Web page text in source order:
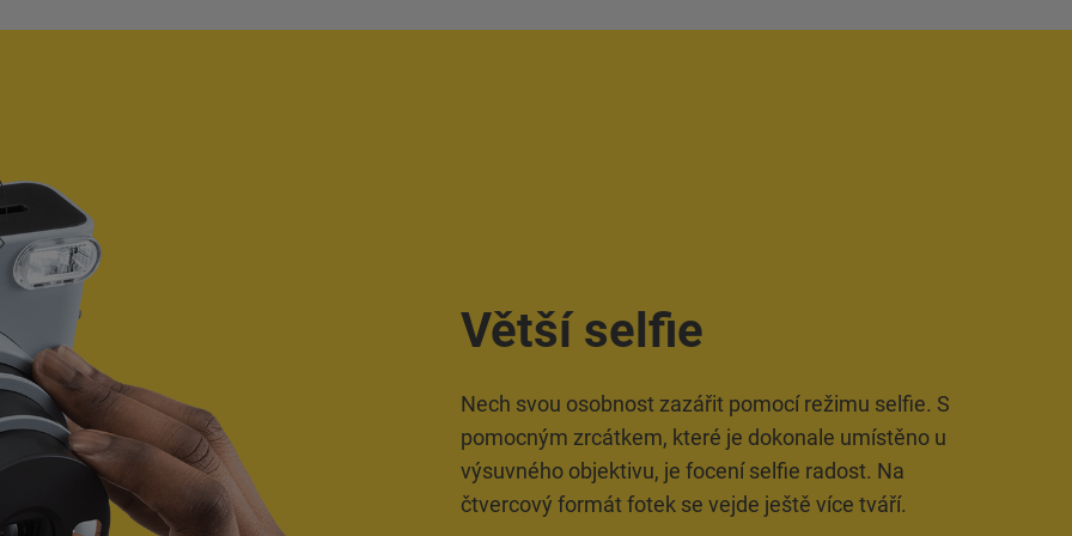
Větší selfie
Nech svou osobnost zazářit pomocí režimu selfie. S
pomocným zrcátkem, které je dokonale umístěno u
výsuvného objektivu, je focení selfie radost. Na
čtvercový formát fotek se vejde ještě více tváří.